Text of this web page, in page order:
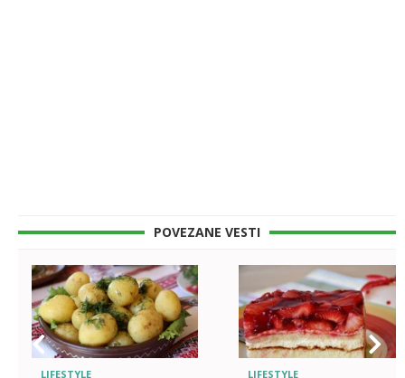
POVEZANE VESTI
LIFESTYLE LIFESTYLE